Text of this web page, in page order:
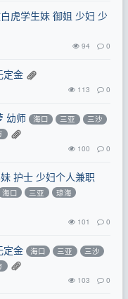
虎学生妹 御姐 少妇 少
94 0
定金
113 0
幼师 海口 三亚
三沙
100 0
护士 少妇个人兼职
海口 三亚
琼海
101 0
定金 海口 三亚
三沙
103 0